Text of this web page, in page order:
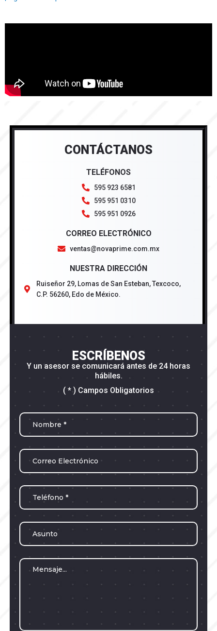
CONTÁCTANOS
TELÉFONOS
595 923 6581
595 951 0310
595 951 0926
CORREO ELECTRÓNICO
ventas@novaprime.com.mx
NUESTRA DIRECCIÓN
Ruiseñor 29, Lomas de San Esteban, Texcoco,
C.P. 56260, Edo de México.
ESCRÍBENOS
Y un asesor se comunicará antes de 24 horas
hábiles.
( * ) Campos Obligatorios